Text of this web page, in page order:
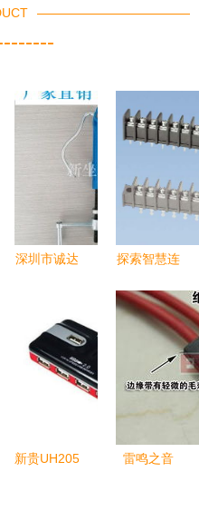
深圳市诚达
营 我工厂
生产各种
探索智慧连
——专访东
莞缔尼斯电
子科技有限
公司
新贵UH205
雷鸣之音